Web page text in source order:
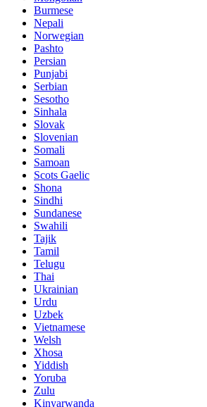
Burmese
Nepali
Norwegian
Pashto
Persian
Punjabi
Serbian
Sesotho
Sinhala
Slovak
Slovenian
Somali
Samoan
Scots Gaelic
Shona
Sindhi
Sundanese
Swahili
Tajik
Tamil
Telugu
Thai
Ukrainian
Urdu
Uzbek
Vietnamese
Welsh
Xhosa
Yiddish
Yoruba
Zulu
Kinyarwanda